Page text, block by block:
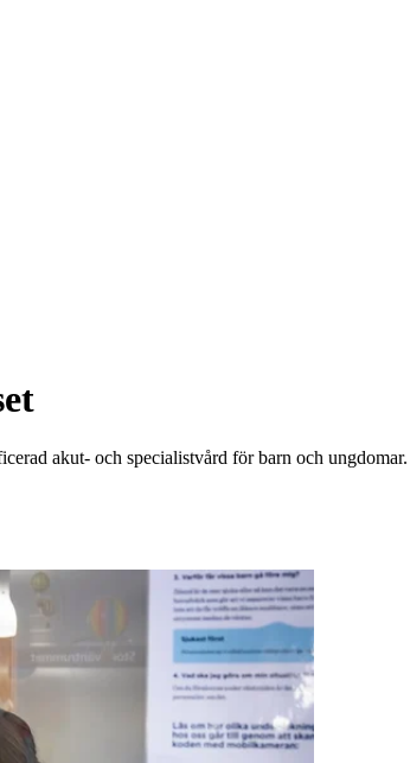
akut- och specialistvård för barn och